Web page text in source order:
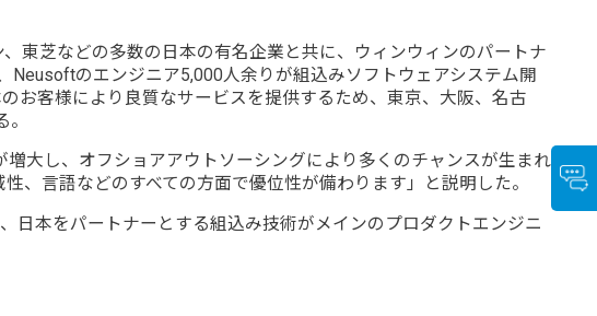
東芝などの多数の日本の有名企業と共に、ウィンウィンのパートナ
のエンジニア5,000人余りが組込みソフトウェアシステム開
お客様により良質なサービスを提供するため、東京、大阪、名古
大し、オフショアアウトソーシングにより多くのチャンスが生まれ
、言語などのすべての方面で優位性が備わります」と説明した。
日本をパートナーとする組込み技術がメインのプロダクトエンジニ